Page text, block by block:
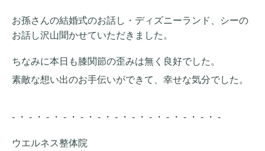
お孫さんの結婚式のお話し・ディズニーランド、シーの
お話し沢山聞かせていただきました。
ちなみに本日も膝関節の歪みは無く良好でした。
素敵な想い出のお手伝いができて、幸せな気分でした。
- ・ - ・ - ・ - ・ - ・ - ・ - ・ - ・ - ・ - ・ - ・ - ・ -
ウエルネス整体院